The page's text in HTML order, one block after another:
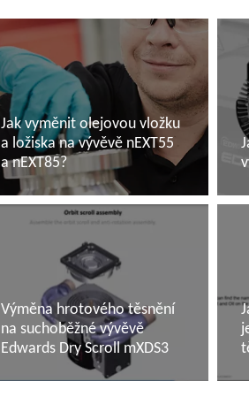
Jak vyměnit olejovou vložku
a ložiska na vývěvě nEXT55
a nEXT85?
Další informace
Výměna hrotového těsnění
na suchoběžné vývěvě
Edwards Dry Scroll mXDS3